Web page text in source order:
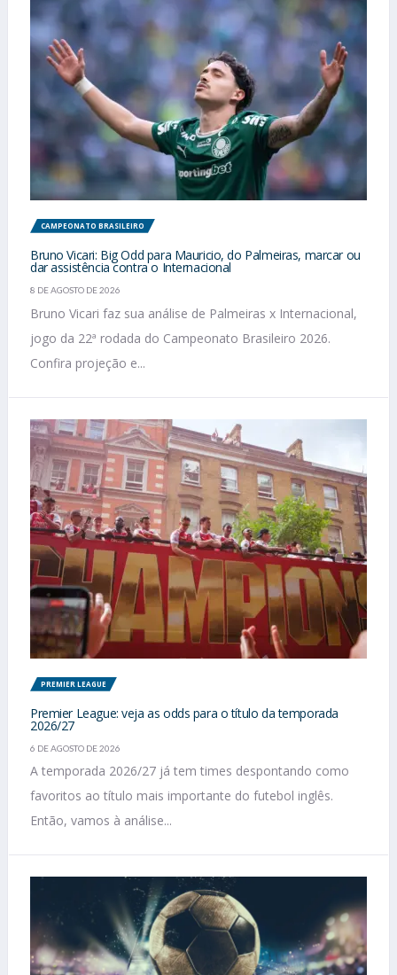
CAMPEONATO BRASILEIRO
Bruno Vicari: Big Odd para Mauricio, do Palmeiras, marcar ou
dar assistência contra o Internacional
8 DE AGOSTO DE 2026
Bruno Vicari faz sua análise de Palmeiras x Internacional,
jogo da 22ª rodada do Campeonato Brasileiro 2026.
Confira projeção e...
PREMIER LEAGUE
Premier League: veja as odds para o título da temporada
2026/27
6 DE AGOSTO DE 2026
A temporada 2026/27 já tem times despontando como
favoritos ao título mais importante do futebol inglês.
Então, vamos à análise...